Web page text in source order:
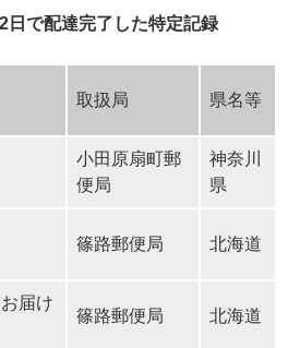
で配達完了した特定記録
取扱局 県名等
小田原扇町郵
便局
神奈川
県
篠路郵便局 北海道
届け
篠路郵便局 北海道